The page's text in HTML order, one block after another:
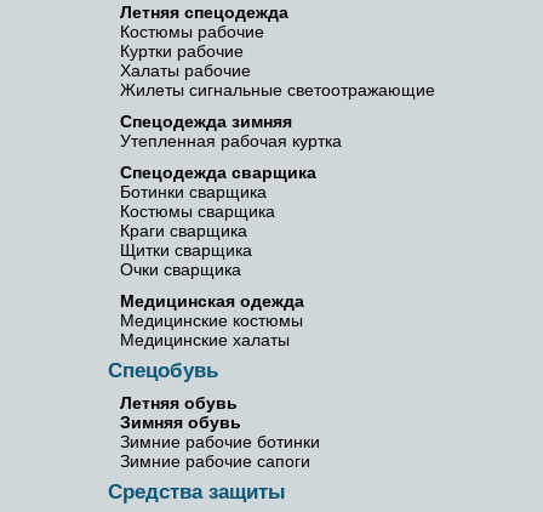
Летняя спецодежда
Костюмы рабочие
Куртки рабочие
Халаты рабочие
Жилеты сигнальные светоотражающие
Спецодежда зимняя
Утепленная рабочая куртка
Спецодежда сварщика
Ботинки сварщика
Костюмы сварщика
Краги сварщика
Щитки сварщика
Очки сварщика
Медицинская одежда
Медицинские костюмы
Медицинские халаты
Спецобувь
Летняя обувь
Зимняя обувь
Зимние рабочие ботинки
Зимние рабочие сапоги
Средства защиты